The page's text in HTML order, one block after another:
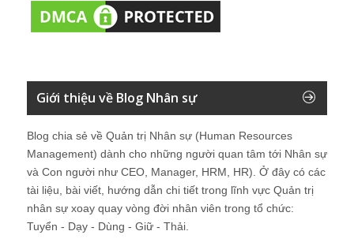
Giới thiệu về Blog Nhân sự
Blog chia sẻ về Quản trị Nhân sự (Human Resources
Management) dành cho những người quan tâm tới Nhân sự
và Con người như CEO, Manager, HRM, HR). Ở đây có các
tài liệu, bài viết, hướng dẫn chi tiết trong lĩnh vực Quản trị
nhân sự xoay quay vòng đời nhân viên trong tổ chức:
Tuyển - Dạy - Dùng - Giữ - Thải.